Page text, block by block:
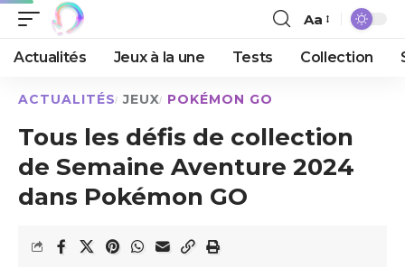
Aa
Actualités Jeux à la une Tests Collection
ACTUALITÉS JEUX POKÉMON GO
Tous les défis de collection
de Semaine Aventure 2024
dans Pokémon GO